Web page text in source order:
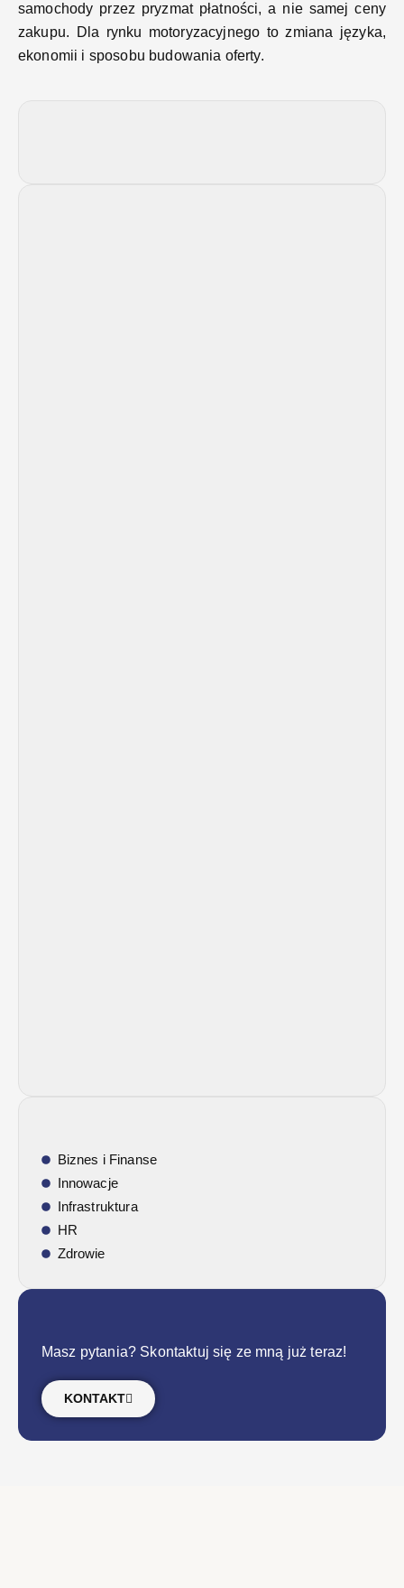
samochody przez pryzmat płatności, a nie samej ceny
zakupu. Dla rynku motoryzacyjnego to zmiana języka,
ekonomii i sposobu budowania oferty.
Biznes i Finanse
Innowacje
Infrastruktura
HR
Zdrowie
Masz pytania? Skontaktuj się ze mną już teraz!
KONTAKT